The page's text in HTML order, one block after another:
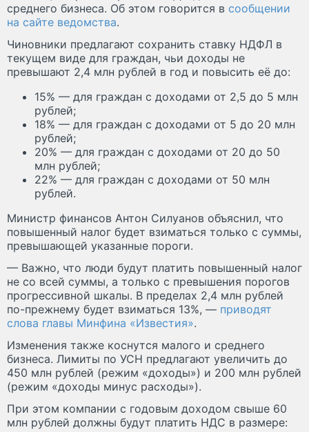
среднего бизнеса. Об этом говорится в сообщении
на сайте ведомства.
Чиновники предлагают сохранить ставку НДФЛ в
текущем виде для граждан, чьи доходы не
превышают 2,4 млн рублей в год и повысить её до:
15% — для граждан с доходами от 2,5 до 5 млн
рублей;
18% — для граждан с доходами от 5 до 20 млн
рублей;
20% — для граждан с доходами от 20 до 50
млн рублей;
22% — для граждан с доходами от 50 млн
рублей.
Министр финансов Антон Силуанов объяснил, что
повышенный налог будет взиматься только с суммы,
превышающей указанные пороги.
— Важно, что люди будут платить повышенный налог
не со всей суммы, а только с превышения порогов
прогрессивной шкалы. В пределах 2,4 млн рублей
по-прежнему будет взиматься 13%, — приводят
слова главы Минфина «Известия».
Изменения также коснутся малого и среднего
бизнеса. Лимиты по УСН предлагают увеличить до
450 млн рублей (режим «доходы») и 200 млн рублей
(режим «доходы минус расходы»).
При этом компании с годовым доходом свыше 60
млн рублей должны будут платить НДС в размере: